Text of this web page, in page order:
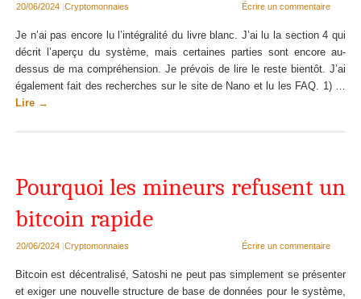
20/06/2024 |Cryptomonnaies Écrire un commentaire
Je n’ai pas encore lu l’intégralité du livre blanc. J’ai lu la section 4 qui
décrit l’aperçu du système, mais certaines parties sont encore au-
dessus de ma compréhension. Je prévois de lire le reste bientôt. J’ai
également fait des recherches sur le site de Nano et lu les FAQ. 1) …
Lire →
Pourquoi les mineurs refusent un
bitcoin rapide
20/06/2024 |Cryptomonnaies Écrire un commentaire
Bitcoin est décentralisé, Satoshi ne peut pas simplement se présenter
et exiger une nouvelle structure de base de données pour le système,